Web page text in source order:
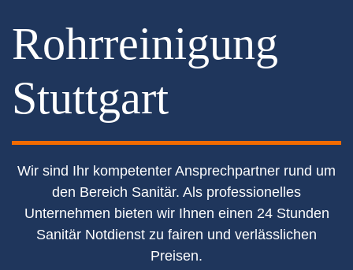
Rohrreinigung
Stuttgart
Wir sind Ihr kompetenter Ansprechpartner rund um
den Bereich Sanitär. Als professionelles
Unternehmen bieten wir Ihnen einen 24 Stunden
Sanitär Notdienst zu fairen und verlässlichen
Preisen.